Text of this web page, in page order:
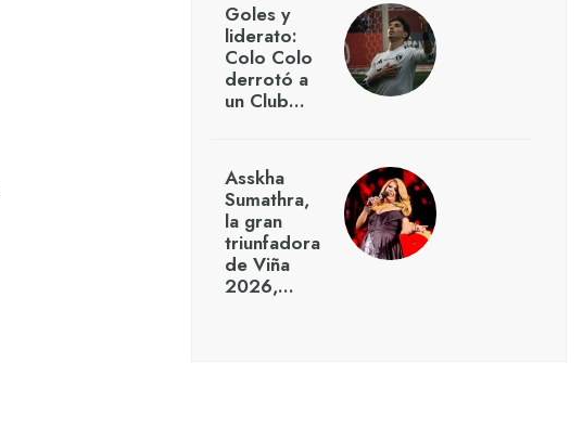
Goles y
liderato:
Colo Colo
derrotó a
un Club…
Asskha
Sumathra,
la gran
triunfadora
de Viña
2026,…